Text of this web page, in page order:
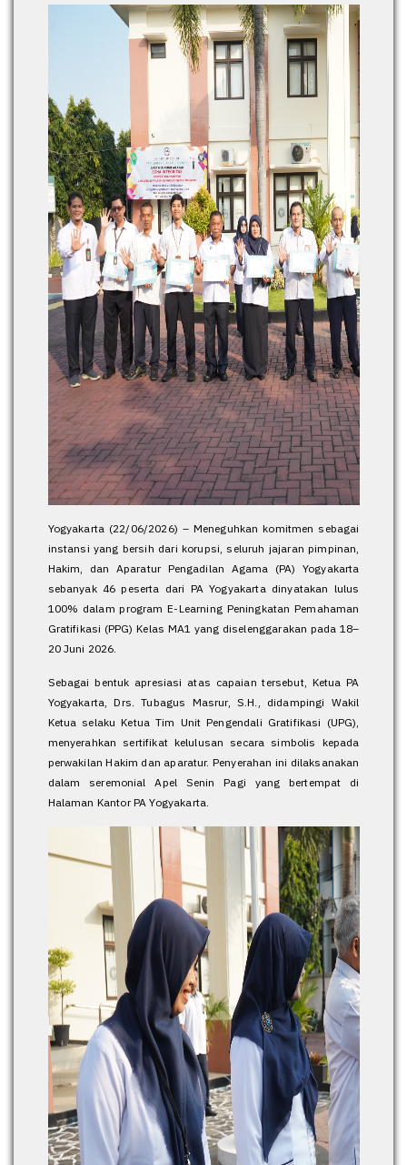
Yogyakarta (22/06/2026) – Meneguhkan komitmen sebagai
instansi yang bersih dari korupsi, seluruh jajaran pimpinan,
Hakim, dan Aparatur Pengadilan Agama (PA) Yogyakarta
sebanyak 46 peserta dari PA Yogyakarta dinyatakan lulus
100% dalam program E-Learning Peningkatan Pemahaman
Gratifikasi (PPG) Kelas MA1 yang diselenggarakan pada 18–
20 Juni 2026.
Sebagai bentuk apresiasi atas capaian tersebut, Ketua PA
Yogyakarta, Drs. Tubagus Masrur, S.H., didampingi Wakil
Ketua selaku Ketua Tim Unit Pengendali Gratifikasi (UPG),
menyerahkan sertifikat kelulusan secara simbolis kepada
perwakilan Hakim dan aparatur. Penyerahan ini dilaksanakan
dalam seremonial Apel Senin Pagi yang bertempat di
Halaman Kantor PA Yogyakarta.